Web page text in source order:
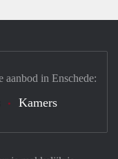
aanbod in Enschede:
Kamers